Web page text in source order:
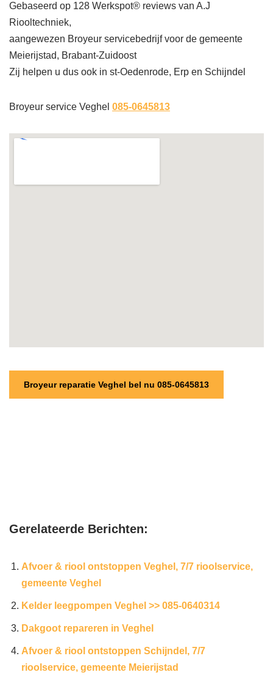
Gebaseerd op 128 Werkspot® reviews van A.J
Riooltechniek,
aangewezen Broyeur servicebedrijf voor de gemeente
Meierijstad, Brabant-Zuidoost
Zij helpen u dus ook in st-Oedenrode, Erp en Schijndel
Broyeur service Veghel 085-0645813
Broyeur reparatie Veghel bel nu 085-0645813
Gerelateerde Berichten:
Afvoer & riool ontstoppen Veghel, 7/7 rioolservice,
gemeente Veghel
Kelder leegpompen Veghel >> 085-0640314
Dakgoot repareren in Veghel
Afvoer & riool ontstoppen Schijndel, 7/7
rioolservice, gemeente Meierijstad